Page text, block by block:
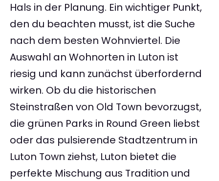
Hals in der Planung. Ein wichtiger Punkt,
den du beachten musst, ist die Suche
nach dem besten Wohnviertel. Die
Auswahl an Wohnorten in Luton ist
riesig und kann zunächst überfordernd
wirken. Ob du die historischen
Steinstraßen von Old Town bevorzugst,
die grünen Parks in Round Green liebst
oder das pulsierende Stadtzentrum in
Luton Town ziehst, Luton bietet die
perfekte Mischung aus Tradition und